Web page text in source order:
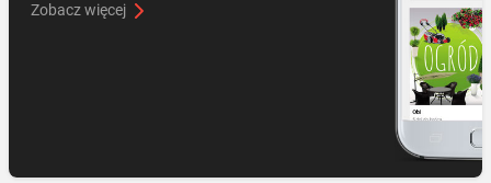
Zobacz więcej